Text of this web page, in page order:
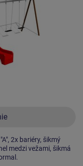
2x bariéry, šikmý
medzi vežami, šikmá